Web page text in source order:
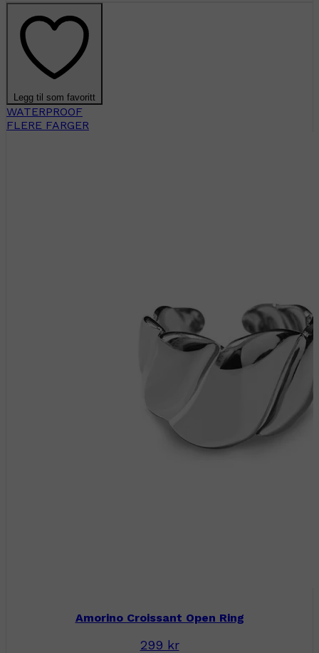
Legg til som favoritt
WATERPROOF
FLERE FARGER
Amorino Croissant Open Ring
299 kr